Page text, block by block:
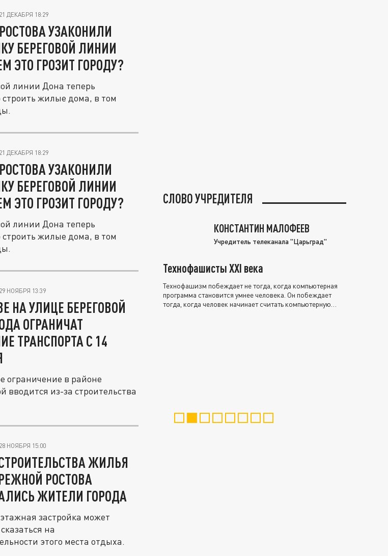
21 ДЕКАБРЯ 18:29
УЗАКОНИЛИ
БЕРЕГОВОЙ ЛИНИИ
ЭТО ГРОЗИТ ГОРОДУ?
линии Дона теперь
жилые дома, в том
21 ДЕКАБРЯ 18:29
УЗАКОНИЛИ
БЕРЕГОВОЙ ЛИНИИ
ЭТО ГРОЗИТ ГОРОДУ?
линии Дона теперь
жилые дома, в том
29 НОЯБРЯ 13:39
НА УЛИЦЕ БЕРЕГОВОЙ
ОГРАНИЧАТ
ТРАНСПОРТА С 14
ограничение в районе
вводится из-за строительства
28 НОЯБРЯ 15:00
ЖИЛЬЯ
РОСТОВА
ЖИТЕЛИ ГОРОДА
застройка может
на
этого места отдыха.
СЛОВО УЧРЕДИТЕЛЯ
КОНСТАНТИН МАЛОФЕЕВ
Учредитель телеканала "Царьград"
Технофашисты XXI века
Технофашизм побеждает не тогда, когда компьютерная
программа становится умнее человека. Он побеждает
тогда, когда человек начинает считать компьютерную